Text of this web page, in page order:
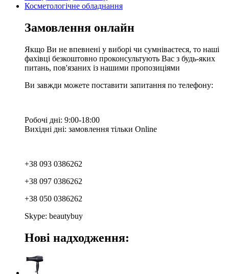
Косметологічне обладнання
Замовлення онлайн
Якщо Ви не впевнені у виборі чи сумніваєтеся, то наші
фахівці безкоштовно проконсультують Вас з будь-яких
питань, пов'язаних із нашими пропозиціями
Ви завжди можете поставити запитання по телефону:
Робочі дні: 9:00-18:00
Вихідні дні: замовлення тільки Online
+38 093 0386262
+38 097 0386262
+38 050 0386262
Skype: beautybuy
Нові надходження: